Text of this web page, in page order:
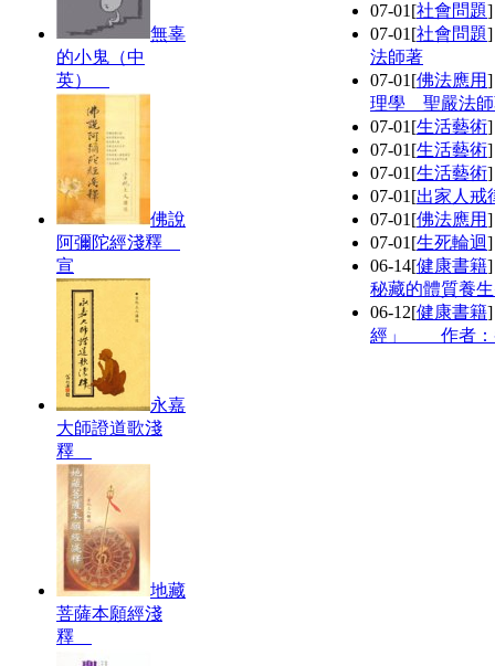
無辜
的小鬼（中
英）
佛說
阿彌陀經淺釋
宣
永嘉
大師證道歌淺
釋
地藏
菩薩本願經淺
釋
07-01 [社會問題
07-01 [社會問題
法師著
07-01 [佛法應用
理學 聖嚴法
07-01 [生活藝術
07-01 [生活藝術
07-01 [生活藝術
07-01 [出家人戒
07-01 [佛法應用
07-01 [生死輪迴
06-14[健康書籍
秘藏的體質養
06-12[健康書籍
經」 作者：